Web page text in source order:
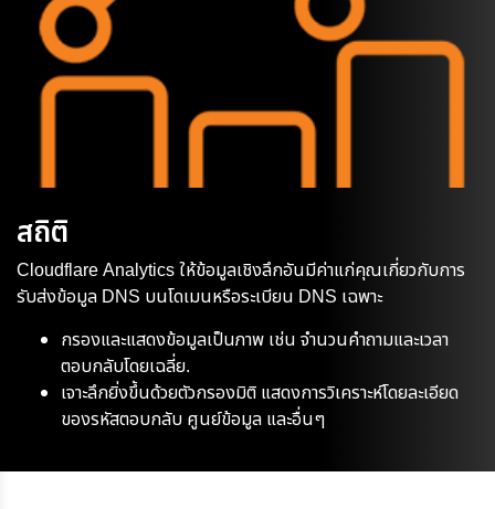
สถิติ
Cloudflare Analytics ให้ข้อมูลเชิงลึกอันมีค่าแก่คุณเกี่ยวกับการ
รับส่งข้อมูล DNS บนโดเมนหรือระเบียน DNS เฉพาะ
กรองและแสดงข้อมูลเป็นภาพ เช่น จำนวนคำถามและเวลา
ตอบกลับโดยเฉลี่ย.
เจาะลึกยิ่งขึ้นด้วยตัวกรองมิติ แสดงการวิเคราะห์โดยละเอียด
ของรหัสตอบกลับ ศูนย์ข้อมูล และอื่นๆ